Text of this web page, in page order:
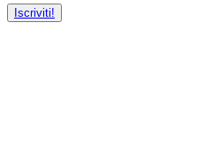
Iscriviti!